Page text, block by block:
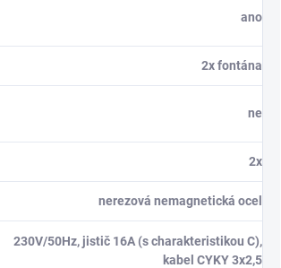
ano
2x fontána
ne
2x
nerezová nemagnetická ocel
230V/50Hz, jistič 16A (s charakteristikou C),
kabel CYKY 3x2,5